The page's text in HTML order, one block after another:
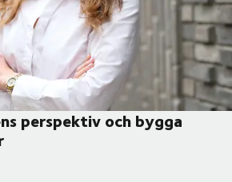
perspektiv och bygga
och bygga affärer som håller